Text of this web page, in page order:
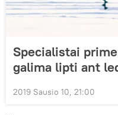
Specialistai
galima lipti ant
2019 Sausio 10, 21:00